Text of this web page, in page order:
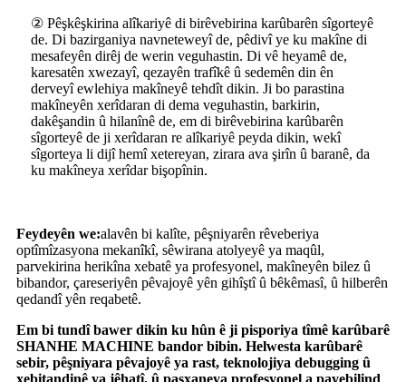
② Pêşkêşkirina alîkariyê di birêvebirina karûbarên sîgorteyê
de. Di bazirganiya navneteweyî de, pêdivî ye ku makîne di
mesafeyên dirêj de werin veguhastin. Di vê heyamê de,
karesatên xwezayî, qezayên trafîkê û sedemên din ên
derveyî ewlehiya makîneyê tehdît dikin. Ji bo parastina
makîneyên xerîdaran di dema veguhastin, barkirin,
dakêşandin û hilanînê de, em di birêvebirina karûbarên
sîgorteyê de ji xerîdaran re alîkariyê peyda dikin, wekî
sîgorteya li dijî hemî xetereyan, zirara ava şirîn û baranê, da
ku makîneya xerîdar bişopînin.
Feydeyên we:alavên bi kalîte, pêşniyarên rêveberiya
optîmîzasyona mekanîkî, sêwirana atolyeyê ya maqûl,
parvekirina herikîna xebatê ya profesyonel, makîneyên bilez û
bibandor, çareseriyên pêvajoyê yên gihîştî û bêkêmasî, û hilberên
qedandî yên reqabetê.
Em bi tundî bawer dikin ku hûn ê ji pisporiya tîmê karûbarê
SHANHE MACHINE bandor bibin. Helwesta karûbarê
sebir, pêşniyara pêvajoyê ya rast, teknolojiya debugging û
xebitandinê ya jêhatî, û paşxaneya profesyonel a payebilind